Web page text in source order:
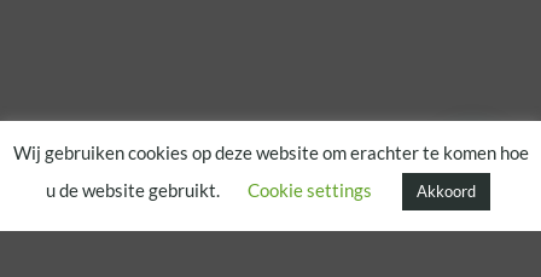
Wij gebruiken cookies op deze website om erachter te komen hoe
u de website gebruikt.
Cookie settings Akkoord